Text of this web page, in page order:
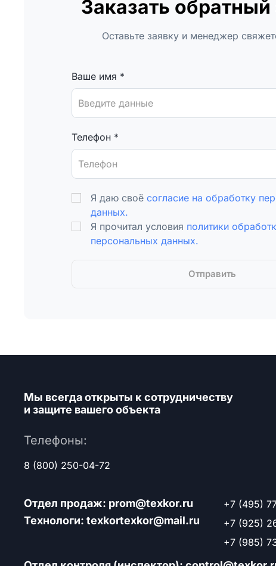
Заказать обратный
Оставьте заявку и менеджер
Ваше имя *
Телефон *
Я даю своё согласие на обработку
данных.
Я прочитал условия политики
персональных данных.
Отправить
Мы всегда открыты к сотрудничеству
и защите вашего объекта
Телефоны:
8 (800) 250-04-72
Отдел продаж: prom@texkor.ru
Технологи: texkortexkor@mail.ru
+7 (495)
+7 (925)
+7 (985)